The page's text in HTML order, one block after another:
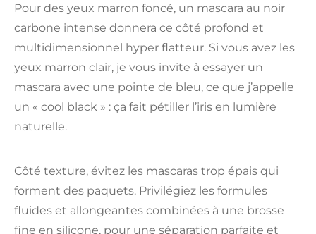
Pour des yeux marron foncé, un mascara au noir
carbone intense donnera ce côté profond et
multidimensionnel hyper flatteur. Si vous avez les
yeux marron clair, je vous invite à essayer un
mascara avec une pointe de bleu, ce que j’appelle
un « cool black » : ça fait pétiller l’iris en lumière
naturelle.
Côté texture, évitez les mascaras trop épais qui
forment des paquets. Privilégiez les formules
fluides et allongeantes combinées à une brosse
fine en silicone, pour une séparation parfaite et